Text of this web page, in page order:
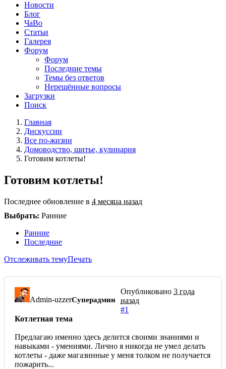
Новости
Блог
ЧаВо
Статьи
Галерея
Форум
Форум
Последние темы
Темы без ответов
Нерешённые вопросы
Загрузки
Поиск
Главная
Дискуссии
Все по-жизни
Домоводство, шитье, кулинария
Готовим котлеты!
Готовим котлеты!
Последнее обновление в 4 месяца назад
Выбрать: Ранние
Ранние
Последние
Отслеживать темуПечать
Admin-uzzerСуперадмин
Опубликовано 3 года
назад
#1
Котлетная тема
Предлагаю именно здесь делится своими знаниями и
навыками - умениями. Лично я никогда не умел делать
котлеты - даже магазинные у меня толком не получается
пожарить...